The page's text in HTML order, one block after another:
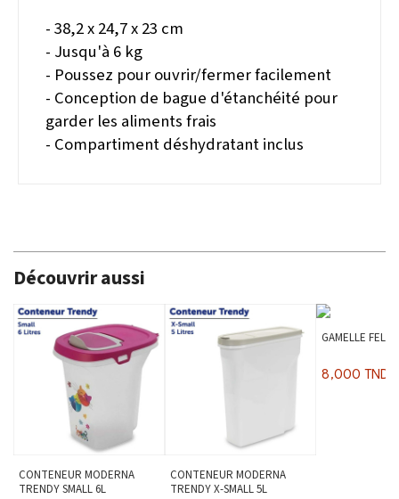
- 38,2 x 24,7 x 23 cm
- Jusqu'à 6 kg
- Poussez pour ouvrir/fermer facilement
- Conception de bague d'étanchéité pour
garder les aliments frais
- Compartiment déshydratant inclus
Découvrir aussi
CONTENEUR MODERNA
TRENDY SMALL 6L
CONTENEUR MODERNA
TRENDY X-SMALL 5L
GAMELLE
8,000 TND